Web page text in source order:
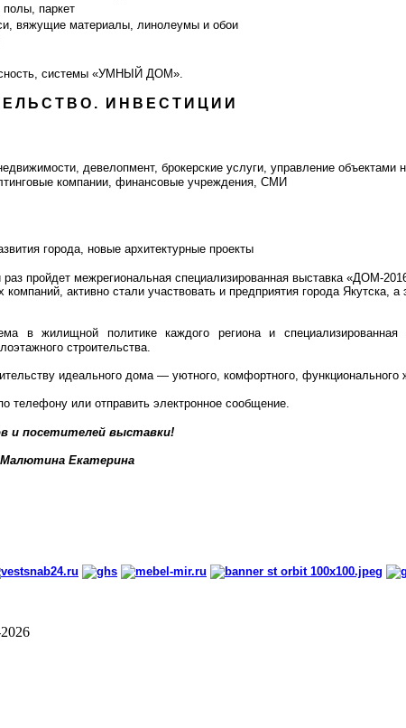
паркет
вяжущие материалы, линолеумы и обои
системы «УМНЫЙ ДОМ».
ИНВЕСТИЦИИ
девелопмент, брокерские услуги, управление
компании, финансовые учреждения, СМИ
города, новые архитектурные проекты
раз пройдет межрегиональная специализированная выставка «ДОМ-
активно стали участвовать и предприятия города Якутска,
в жилищной политике каждого региона и
строительства.
идеального дома — уютного, комфортного, функционального
телефону или отправить электронное сообщение.
и посетителей выставки!
Екатерина